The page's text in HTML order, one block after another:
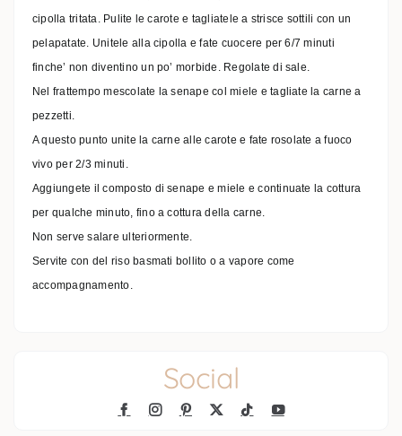
cipolla tritata. Pulite le carote e tagliatele a strisce sottili con un
pelapatate. Unitele alla cipolla e fate cuocere per 6/7 minuti
finche’ non diventino un po’ morbide. Regolate di sale.
Nel frattempo mescolate la senape col miele e tagliate la carne a
pezzetti.
A questo punto unite la carne alle carote e fate rosolate a fuoco
vivo per 2/3 minuti.
Aggiungete il composto di senape e miele e continuate la cottura
per qualche minuto, fino a cottura della carne.
Non serve salare ulteriormente.
Servite con del riso basmati bollito o a vapore come
accompagnamento.
Social